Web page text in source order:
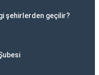
şehirlerden geçilir?